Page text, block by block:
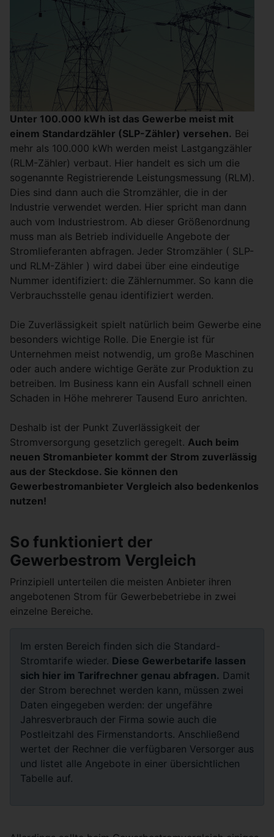
Unter 100.000 kWh ist das Gewerbe meist mit
einem Standardzähler (SLP-Zähler) versehen. Bei
mehr als 100.000 kWh werden meist Lastgangzähler
(RLM-Zähler) verbaut. Hier handelt es sich um die
sogenannte Registrierende Leistungsmessung (RLM).
Dies sind dann auch die Stromzähler, die in der
Industrie verwendet werden. Hier spricht man dann
auch vom Industriestrom. Ab dieser Größenordnung
muss man als Betrieb individuelle Angebote der
Stromlieferanten abfragen. Jeder Stromzähler ( SLP-
und RLM-Zähler ) wird dabei über eine eindeutige
Nummer identifiziert: die Zählernummer. So kann die
Verbrauchsstelle genau identifiziert werden.
Die Zuverlässigkeit spielt natürlich beim Gewerbe eine
besonders wichtige Rolle. Die Energie ist für
Unternehmen meist notwendig, um große Maschinen
oder auch andere wichtige Geräte zur Produktion zu
betreiben. Im Business kann ein Ausfall schnell einen
Schaden in Höhe mehrerer Tausend Euro anrichten.
Deshalb ist der Punkt Zuverlässigkeit der
Stromversorgung gesetzlich geregelt. Auch beim
neuen Stromanbieter kommt der Strom zuverlässig
aus der Steckdose. Sie können den
Gewerbestromanbieter Vergleich also bedenkenlos
nutzen!
So funktioniert der
Gewerbestrom Vergleich
Prinzipiell unterteilen die meisten Anbieter ihren
angebotenen Strom für Gewerbebetriebe in zwei
einzelne Bereiche.
Im ersten Bereich finden sich die Standard-
Stromtarife wieder. Diese Gewerbetarife lassen
sich hier im Tarifrechner genau abfragen. Damit
der Strom berechnet werden kann, müssen zwei
Daten eingegeben werden: der ungefähre
Jahresverbrauch der Firma sowie auch die
Postleitzahl des Firmenstandorts. Anschließend
wertet der Rechner die verfügbaren Versorger aus
und listet alle Angebote in einer übersichtlichen
Tabelle auf.